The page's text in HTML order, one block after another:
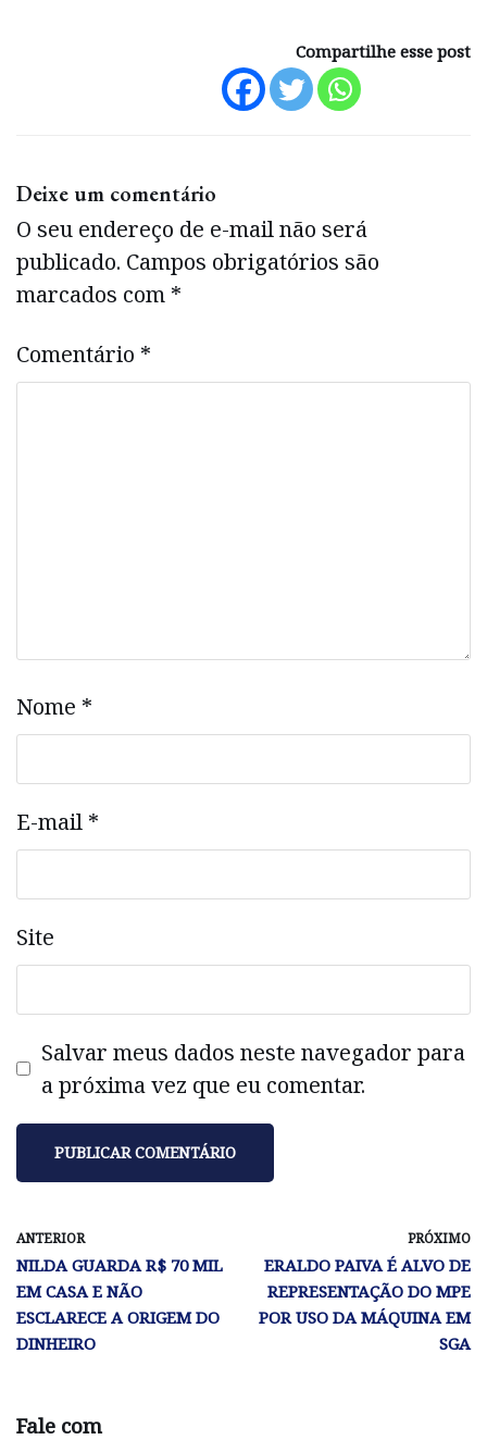
Compartilhe esse post
Deixe um comentário
O seu endereço de e-mail não será
publicado. Campos obrigatórios são
marcados com *
Comentário *
Nome *
E-mail *
Site
Salvar meus dados neste navegador para
a próxima vez que eu comentar.
ANTERIOR
NILDA GUARDA R$ 70 MIL
EM CASA E NÃO
ESCLARECE A ORIGEM DO
DINHEIRO
PRÓXIMO
ERALDO PAIVA É ALVO DE
REPRESENTAÇÃO DO MPE
POR USO DA MÁQUINA EM
SGA
Fale com